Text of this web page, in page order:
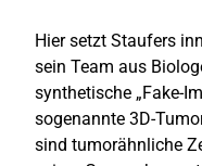
Hier setzt Staufers
sein Team aus
synthetische „Fake-
sogenannte 3D-
sind tumorähnliche